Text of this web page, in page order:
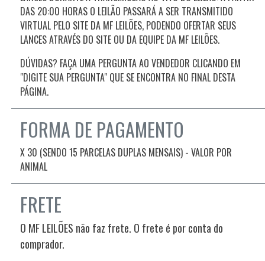
DAS 20:00 HORAS O LEILÃO PASSARÁ A SER TRANSMITIDO
VIRTUAL PELO SITE DA MF LEILÕES, PODENDO OFERTAR SEUS
LANCES ATRAVÉS DO SITE OU DA EQUIPE DA MF LEILÕES.
DÚVIDAS? FAÇA UMA PERGUNTA AO VENDEDOR CLICANDO EM
"DIGITE SUA PERGUNTA" QUE SE ENCONTRA NO FINAL DESTA
PÁGINA.
FORMA DE PAGAMENTO
X 30 (SENDO 15 PARCELAS DUPLAS MENSAIS) - VALOR POR
ANIMAL
FRETE
O MF LEILÕES não faz frete. O frete é por conta do
comprador.